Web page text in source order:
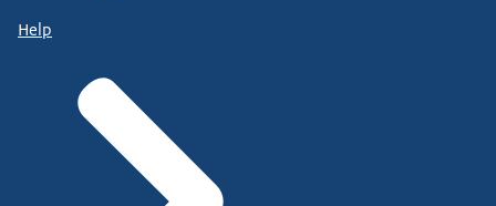
Help